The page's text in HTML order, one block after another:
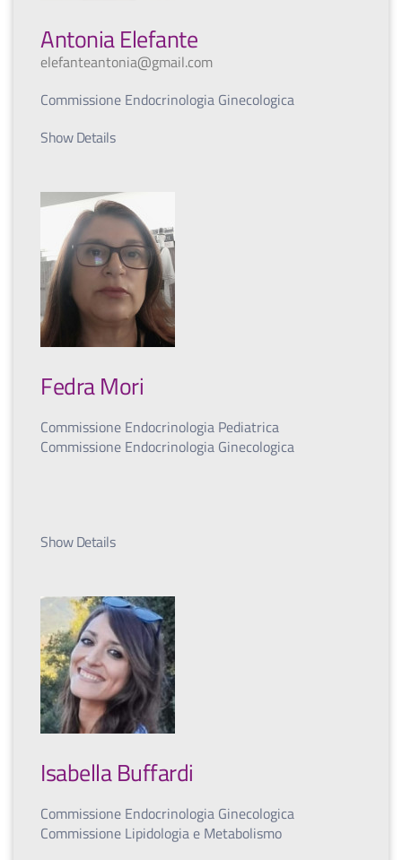
Antonia Elefante
elefanteantonia@gmail.com
Commissione Endocrinologia Ginecologica
Show Details
Fedra Mori
Commissione Endocrinologia Pediatrica
Commissione Endocrinologia Ginecologica
Show Details
Isabella Buffardi
Commissione Endocrinologia Ginecologica
Commissione Lipidologia e Metabolismo